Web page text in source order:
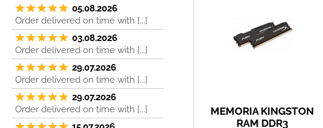
05.08.2026
Order delivered on time with [...]
03.08.2026
Order delivered on time with [...]
29.07.2026
Order delivered on time with [...]
29.07.2026
Order delivered on time with [...]
MEMORIA KINGSTON
RAM DDR3